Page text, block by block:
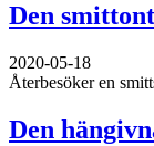
Den
2020-05-18
Återbesöker en
Den